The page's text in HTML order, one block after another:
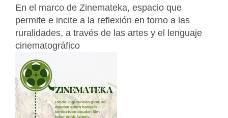
En el marco de Zinemateka, espacio que
permite e incite a la reflexión en torno a las
ruralidades, a través de las artes y el lenguaje
cinematográfico